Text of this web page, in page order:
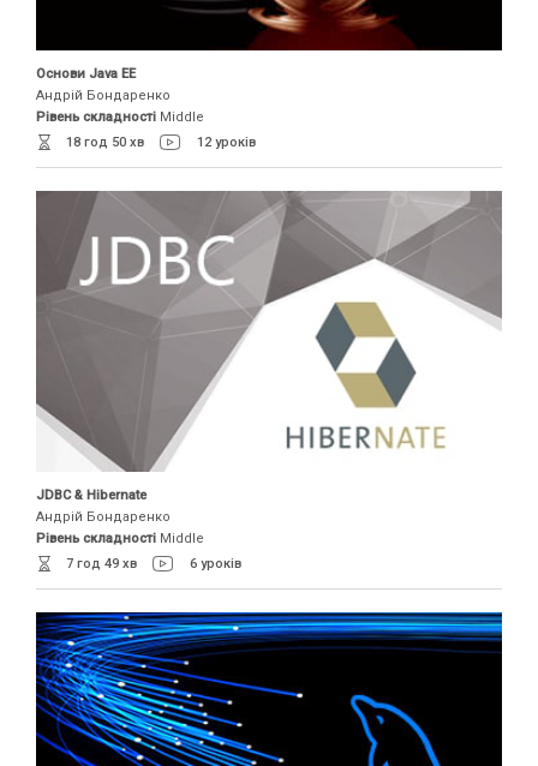
Основи Java EE
Андрій Бондаренко
Рівень складності Middle
18 год 50 хв
12 уроків
JDBC & Hibernate
Андрій Бондаренко
Рівень складності Middle
7 год 49 хв
6 уроків